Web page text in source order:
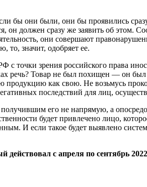
бы они были, они бы проявились
он должен сразу же заявить об этом.
они совершают
то, значит, одобряет ее.
с точки зрения российского права
речь? Товар не был похищен — он
как свою. Не возьмусь
последствий для лиц,
его не напрямую, а
будет привлечено лицо,
И если такое будет выявлено
с апреля по сентябрь